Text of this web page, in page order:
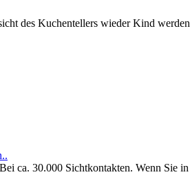
des Kuchentellers wieder Kind
ca. 30.000 Sichtkontakten. Wenn